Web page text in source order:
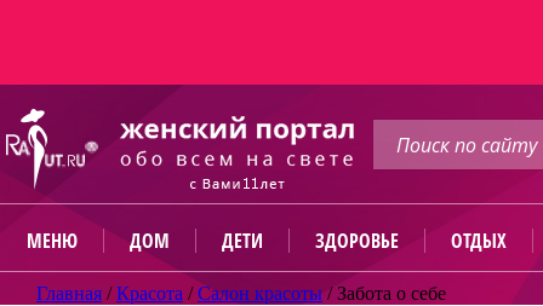
МЕНЮ ДОМ ДЕТИ ЗДОРОВЬЕ ОТДЫХ
Главная /Красота /Салон красоты /Забота о себе